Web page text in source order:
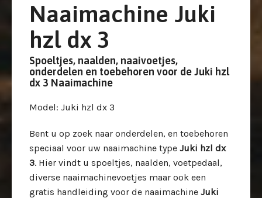
Naaimachine Juki
hzl dx 3
Spoeltjes, naalden, naaivoetjes,
onderdelen en toebehoren voor de Juki hzl
dx 3 Naaimachine
Model: Juki hzl dx 3
Bent u op zoek naar onderdelen, en toebehoren
speciaal voor uw naaimachine type Juki hzl dx
3. Hier vindt u spoeltjes, naalden, voetpedaal,
diverse naaimachinevoetjes maar ook een
gratis handleiding voor de naaimachine Juki